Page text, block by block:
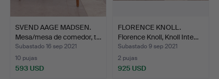
SVEND AAGE MADSEN.
Mesa/mesa de comedor, t…
Subastado 16 sep 2021
10 pujas
593 USD
FLORENCE KNOLL.
Florence Knoll, Knoll Inte…
Subastado 9 sep 2021
2 pujas
925 USD